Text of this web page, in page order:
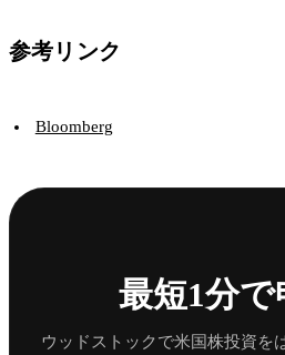
参考リンク
Bloomberg
最短1分で
ウッドストックで米国株投資を